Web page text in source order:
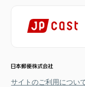
サイトのご利用につい